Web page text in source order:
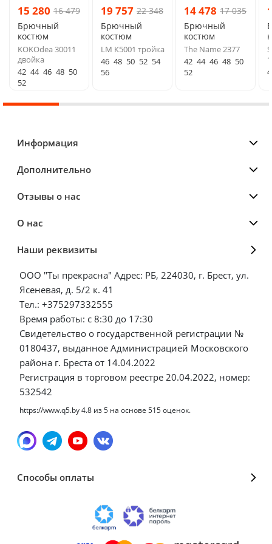
15 280 16 479
Брючный
костюм
KOKOdea 30011
двойка
42 44 46 48 50
52
19 757 22 348
Брючный
костюм
LM К5001 тройка
46 48 50 52 54
56
14 478 17 035
Брючный
костюм
The Name 2377
42 44 46 48 50
52
Информация
Дополнительно
Отзывы о нас
О нас
Наши реквизиты
ООО "Ты прекрасна" Адрес: РБ, 224030, г. Брест, ул.
Ясеневая, д. 5/2 к. 41
Тел.: +375297332555
Время работы: с 8:30 до 17:30
Свидетельство о государственной регистрации №
0180437, выданное Администрацией Московского
района г. Бреста от 14.04.2022
Регистрация в торговом реестре 20.04.2022, номер:
532542
https://www.q5.by4.8 из5 на основе 515оценок.
Способы оплаты